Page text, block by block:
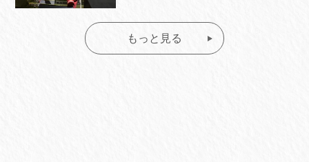
もっと見る